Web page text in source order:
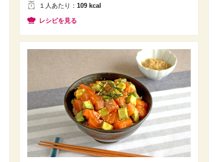
１人あたり ： 109 kcal
レシピを見る